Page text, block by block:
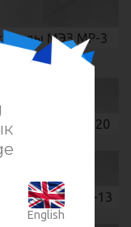
English
МЭЗ МР-3
МЭЗ Т-620
МЭЗ НЖ-13